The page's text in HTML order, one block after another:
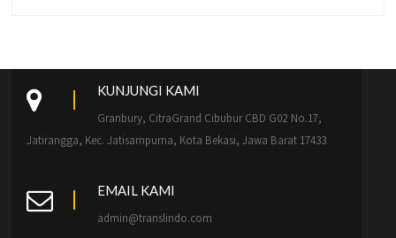
KUNJUNGI KAMI
Granbury, CitraGrand Cibubur CBD G02 No.17,
Jatirangga, Kec. Jatisampurna, Kota Bekasi, Jawa Barat 17433
EMAIL KAMI
admin@translindo.com